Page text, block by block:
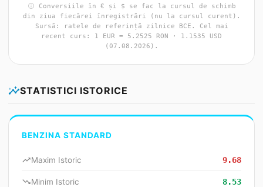
info Conversiile în € și $ se fac la cursul de schimb
din ziua fiecărei înregistrări (nu la cursul curent).
Sursă: ratele de referință zilnice BCE. Cel mai
recent curs: 1 EUR = 5.2525 RON · 1.1535 USD
(07.08.2026).
insightsSTATISTICI ISTORICE
BENZINA STANDARD
trending_upMaxim Istoric 9.68
trending_downMinim Istoric 8.53